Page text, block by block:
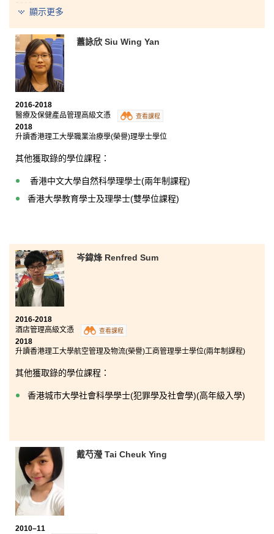
現職註冊護士
在書院的三年生活，我找到了理想，便是當護士。但我
走的路比其他人更艱難，『碰釘』的次數亦比其他人
多，但經一年制的銜接學士學位課程，成功入讀中大的
護理學系碩士課程。我慶幸擁有這些挫敗，使我更珍惜
讀書的機會，我認識到自己仍有很多不足的地方，感謝
書院給我一個改變自己及『向上爬』的機會
我的人生轉折點，我學懂了沒有付出便沒有收穫。最
後，我深信在醫療及保健產品管理高級文憑課程中學到
的解剖生理學、微生物學及各種醫療儀器基礎知識，對
修讀碩士課程極有幫助。
顯示更多
蕭詠欣 Siu Wing Yan
2016-2018
醫療及保健產品管理高級文憑
查看課程
2018
升讀香港理工大學職業治療學(榮譽)理學士學位
其他獲取錄的學位課程：
香港中文大學自然科學理學士(兩年制課程)
香港大學教育學士及理學士(雙學位課程)
岑鍏烽 Renfred Sum
2016-2018
酒店管理高級文憑
查看課程
2018
升讀香港理工大學航空管理及物流(榮譽)工商管理學士學位(兩年制課程)
其他獲取錄的學位課程：
香港城市大學社會科學學士(犯罪學及社會學)(高年級入學)
戴芍瀅 Tai Cheuk Ying
2010–11